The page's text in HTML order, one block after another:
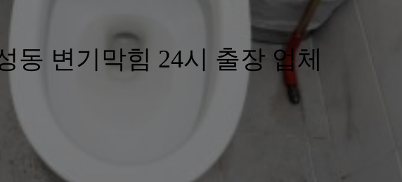
동 변기막힘 24시 출장 업체